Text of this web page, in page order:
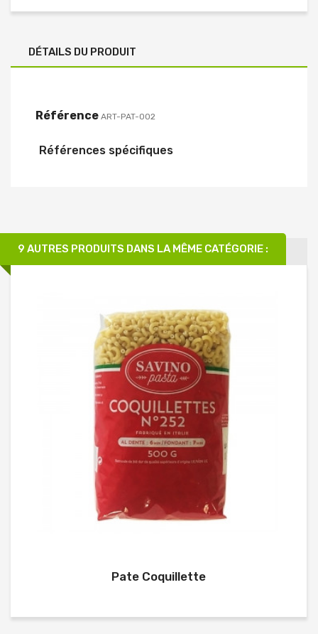
DÉTAILS DU PRODUIT
Référence ART-PAT-002
Références spécifiques
9 AUTRES PRODUITS DANS LA MÊME CATÉGORIE :
Pate Coquillette